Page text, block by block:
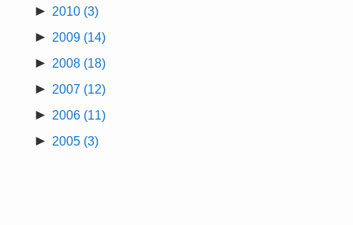
► 2010 (3)
► 2009 (14)
► 2008 (18)
► 2007 (12)
► 2006 (11)
► 2005 (3)